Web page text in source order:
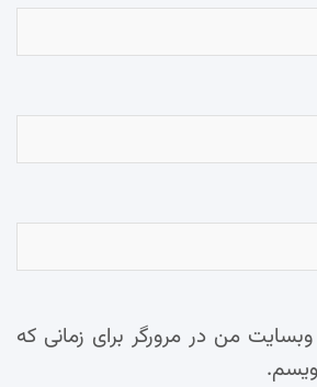
من در مرورگر برای زمانی که